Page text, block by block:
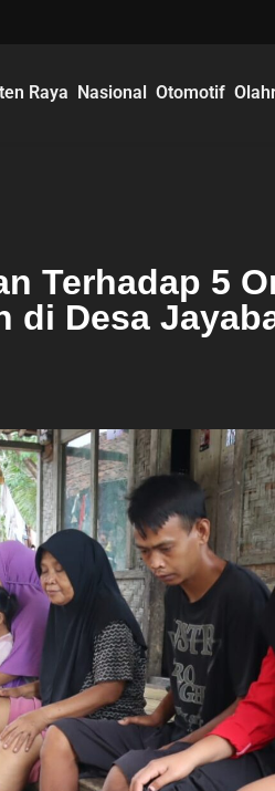
Raya Nasional Otomotif
Terhadap 5
di Desa